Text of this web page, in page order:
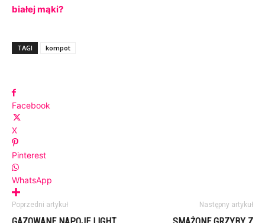
białej mąki?
TAGI kompot
Facebook
X
Pinterest
WhatsApp
Poprzedni artykuł Następny artykuł